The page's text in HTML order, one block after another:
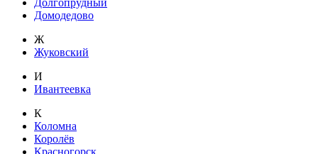
Долгопрудный
Домодедово
Ж
Жуковский
И
Ивантеевка
К
Коломна
Королёв